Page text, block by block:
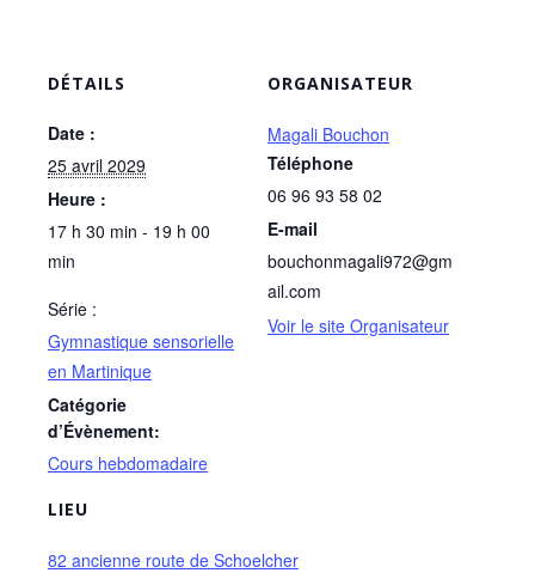
DÉTAILS
Date :
25 avril 2029
Heure :
17 h 30 min - 19 h 00
min
Série :
Gymnastique sensorielle
en Martinique
Catégorie
d’Évènement:
Cours hebdomadaire
LIEU
82 ancienne route de Schoelcher
ORGANISATEUR
Magali Bouchon
Téléphone
06 96 93 58 02
E-mail
bouchonmagali972@gm
ail.com
Voir le site Organisateur